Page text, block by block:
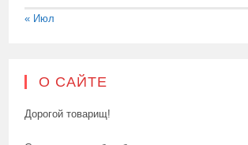
« Июл
О САЙТЕ
Дорогой товарищ!